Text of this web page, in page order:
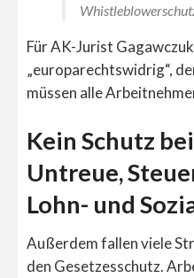
Für AK-Jurist
„europarechtswidrig“,
müssen alle
Kein Schutz
Untreue,
Lohn- und
Außerdem fallen viele
den Gesetzesschutz.